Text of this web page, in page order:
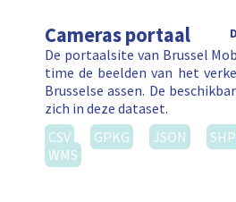
Cameras portaal
De portaalsite van Brussel
time de beelden van het
Brusselse assen. De
zich in deze dataset.
CSV
GPKG JSON SHP
WMS